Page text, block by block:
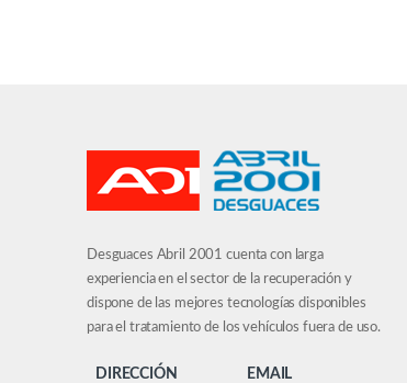
Desguaces Abril 2001 cuenta con larga
experiencia en el sector de la recuperación y
dispone de las mejores tecnologías disponibles
para el tratamiento de los vehículos fuera de uso.
DIRECCIÓN EMAIL